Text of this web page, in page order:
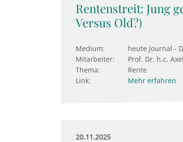
Rentenstreit: Jung
Versus Old?)
Medium:
heute Journal -
Mitarbeiter:
Prof. Dr. h.c.
Thema:
Rente
Link:
Mehr erfahren
20.11.2025